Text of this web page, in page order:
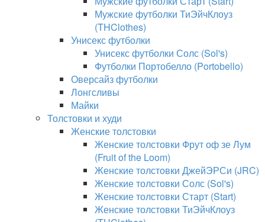
Мужские футболки ТиЭйчКлоуз
(THClothes)
Унисекс футболки
Унисекс футболки Солс (Sol's)
Футболки Портобелло (Portobello)
Оверсайз футболки
Лонгсливы
Майки
Толстовки и худи
Женские толстовки
Женские толстовки Фрут оф зе Лум
(Fruit of the Loom)
Женские толстовки ДжейЭРСи (JRC)
Женские толстовки Солс (Sol's)
Женские толстовки Старт (Start)
Женские толстовки ТиЭйчКлоуз